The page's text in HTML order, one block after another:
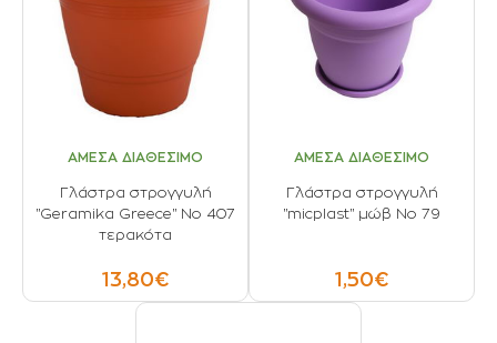
ΑΜΕΣΑ ΔΙΑΘΕΣΙΜΟ
Γλάστρα στρογγυλή
"Geramika Greece" Νο 407
τερακότα
13,80€
ΑΜΕΣΑ ΔΙΑΘΕΣΙΜΟ
Γλάστρα στρογγυλή
"micplast" μώβ No 79
1,50€